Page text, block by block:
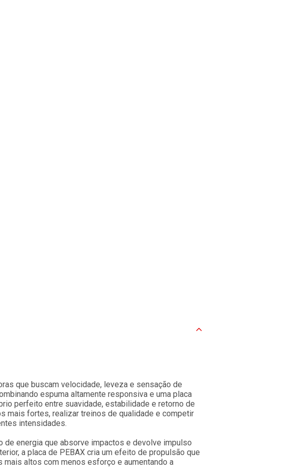
que buscam velocidade, leveza e sensação de
espuma altamente responsiva e uma placa
perfeito entre suavidade, estabilidade e retorno de
mais fortes, realizar treinos de qualidade e competir
intensidades.
de energia que absorve impactos e devolve impulso
a placa de PEBAX cria um efeito de propulsão que
mais altos com menos esforço e aumentando a